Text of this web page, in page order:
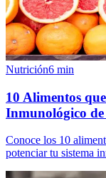
Nutrición6 min
10 Alimentos
Inmunológico
Conoce los 10
potenciar tu sistema